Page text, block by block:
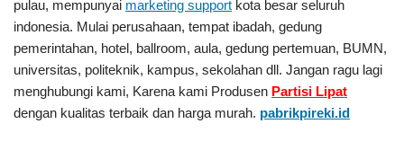
pulau, mempunyai marketing support kota besar seluruh
indonesia. Mulai perusahaan, tempat ibadah, gedung
pemerintahan, hotel, ballroom, aula, gedung pertemuan, BUMN,
universitas, politeknik, kampus, sekolahan dll. Jangan ragu lagi
menghubungi kami, Karena kami Produsen Partisi Lipat
dengan kualitas terbaik dan harga murah. pabrikpireki.id